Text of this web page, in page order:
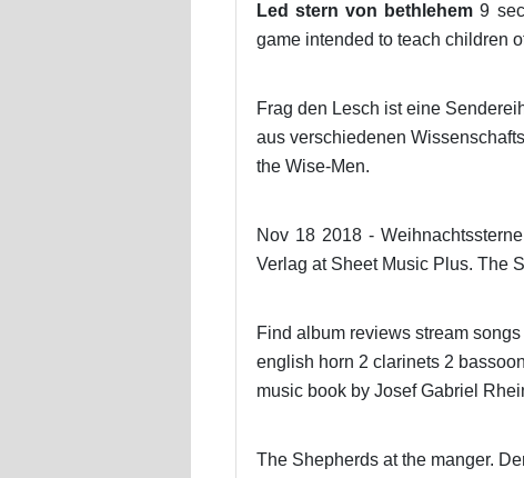
Led stern von bethlehem 9
game intended to teach children
Frag den Lesch ist eine
aus verschiedenen
the Wise-Men.
Nov 18 2018 -
Verlag at Sheet Music Plus. The
Find album reviews stream
english horn 2 clarinets 2
music book by Josef Gabriel
The Shepherds at the manger.